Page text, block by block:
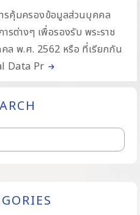
รคุ้มครองข้อมูลส่วนบุคคล
รต่างๆ เพื่อรองรับ พระราช
พ.ศ. 2562 หรือ ที่เรียกกัน
Data Pr